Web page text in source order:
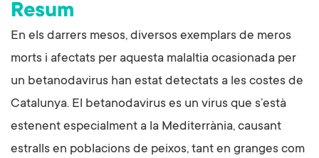
Resum
En els darrers mesos, diversos exemplars de meros
morts i afectats per aquesta malaltia ocasionada per
un betanodavirus han estat detectats a les costes de
Catalunya. El betanodavirus es un virus que s’està
estenent especialment a la Mediterrània, causant
estralls en poblacions de peixos, tant en granges com